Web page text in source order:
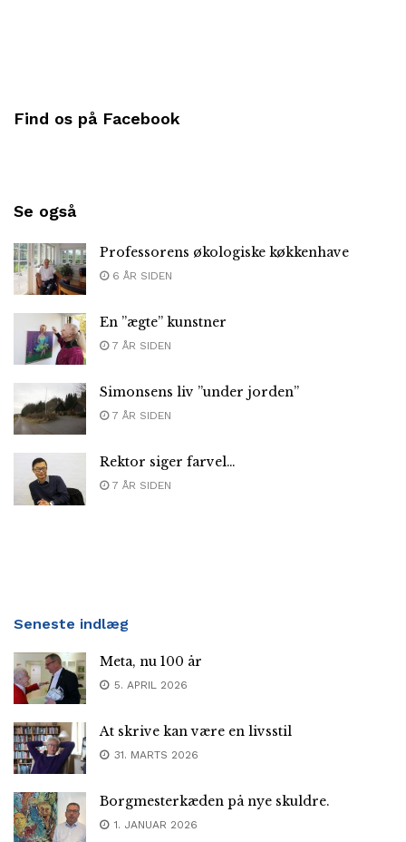
Find os på Facebook
Se også
Professorens økologiske køkkenhave
6 ÅR SIDEN
En ”ægte” kunstner
7 ÅR SIDEN
Simonsens liv ”under jorden”
7 ÅR SIDEN
Rektor siger farvel…
7 ÅR SIDEN
Seneste indlæg
Meta, nu 100 år
5. APRIL 2026
At skrive kan være en livsstil
31. MARTS 2026
Borgmesterkæden på nye skuldre.
1. JANUAR 2026